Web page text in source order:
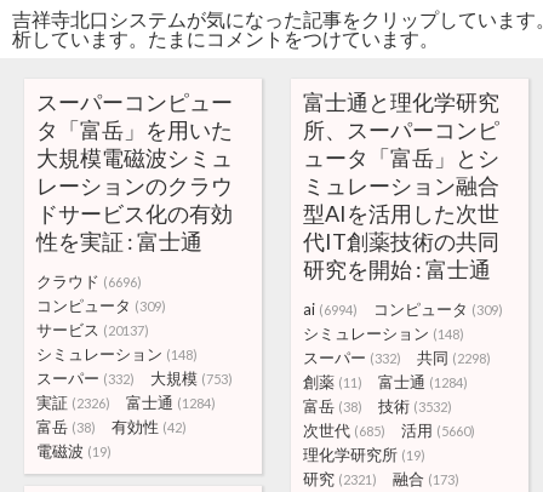
吉祥寺北口システムが気になった記事をクリップしていま
析しています。たまにコメントをつけています。
スーパーコンピュー
タ「富岳」を用いた
大規模電磁波シミュ
レーションのクラウ
ドサービス化の有効
性を実証 : 富士通
クラウド (6696)
コンピュータ (309)
サービス (20137)
シミュレーション (148)
スーパー (332) 大規模 (753)
実証 (2326) 富士通 (1284)
富岳 (38) 有効性 (42)
電磁波 (19)
富士通と理化学研究
所、スーパーコンピ
ュータ「富岳」とシ
ミュレーション融合
型AIを活用した次世
代IT創薬技術の共同
研究を開始 : 富士通
ai (6994) コンピュータ (309)
シミュレーション (148)
スーパー (332) 共同 (2298)
創薬 (11) 富士通 (1284)
富岳 (38) 技術 (3532)
次世代 (685) 活用 (5660)
理化学研究所 (19)
研究 (2321) 融合 (173)